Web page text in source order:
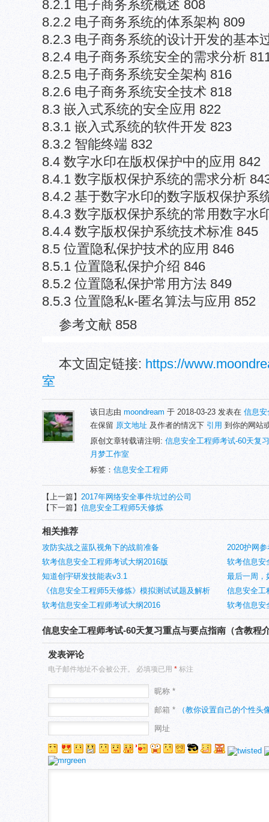
8.2.1 电子商务系统概述 808
8.2.2 电子商务系统的体系架构 809
8.2.3 电子商务系统的设计开发的基本
8.2.4 电子商务系统安全的需求分析
8.2.5 电子商务系统安全架构 816
8.2.6 电子商务系统安全技术 818
8.3 嵌入式系统的安全应用 822
8.3.1 嵌入式系统的软件开发 823
8.3.2 智能终端 832
8.4 数字水印在版权保护中的应用 842
8.4.1 数字版权保护系统的需求分析
8.4.2 基于数字水印的数字版权保护系
8.4.3 数字版权保护系统的常用数字水
8.4.4 数字版权保护系统技术标准 845
8.5 位置隐私保护技术的应用 846
8.5.1 位置隐私保护介绍 846
8.5.2 位置隐私保护常用方法 849
8.5.3 位置隐私k-匿名算法与应用 852
参考文献 858
本文固定链接: https://
室
该日志由 moondream 于 2018-03-23 发表在 信息安
在保留 原文地址 及作者的情况下 引用 到你的网站
原创文章转载请注明: 信息安全工程师考试-60天复
月梦工作室
标签： 信息安全工程师
【上一篇】 2017年网络安全事件坑过的公司
【下一篇】 信息安全工程师5天修炼
相关推荐
攻防实战之蓝队视角下的战前准备
2020护网
软考信息安全工程师考试大纲2016版
软考信息安
知道创宇研发技能表v3.1
最后一周，
《信息安全工程师5天修炼》模拟测试试题及解析
信息安全工
软考信息安全工程师考试大纲2016
软考信息安
信息安全工程师考试-60天复习重点与要点指南（含教程
发表评论
电子邮件地址不会被公开。 必填项已用 * 标注
昵称 *
邮箱 * （教你设置自己的个性头
网址